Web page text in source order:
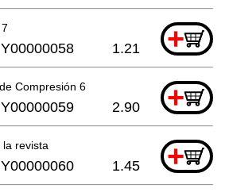
+
1.21
Compresión 6 +
2.90
la revista +
1.45